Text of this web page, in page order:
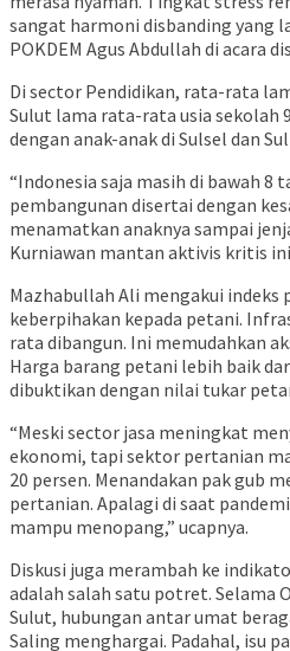
sangat harmoni disbanding yang
POKDEM Agus Abdullah di acara
Di sector Pendidikan, rata-rata
Sulut lama rata-rata usia sekolah
dengan anak-anak di Sulsel dan
“Indonesia saja masih di bawah 8
pembangunan disertai dengan
menamatkan anaknya sampai
Kurniawan mantan aktivis kritis
Mazhabullah Ali mengakui indeks
keberpihakan kepada petani.
rata dibangun. Ini memudahkan
Harga barang petani lebih baik
dibuktikan dengan nilai tukar
“Meski sector jasa meningkat
ekonomi, tapi sektor pertanian
20 persen. Menandakan pak gub
pertanian. Apalagi di saat
mampu menopang,” ucapnya.
Diskusi juga merambah ke
adalah salah satu potret. Selama
Sulut, hubungan antar umat
Saling menghargai. Padahal, isu